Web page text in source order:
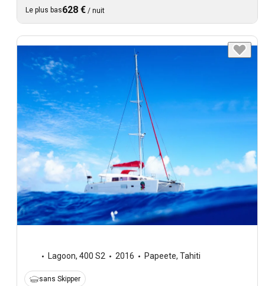
Le plus bas628 € / nuit
Lagoon, 400 S2 2016 Papeete, Tahiti
sans Skipper